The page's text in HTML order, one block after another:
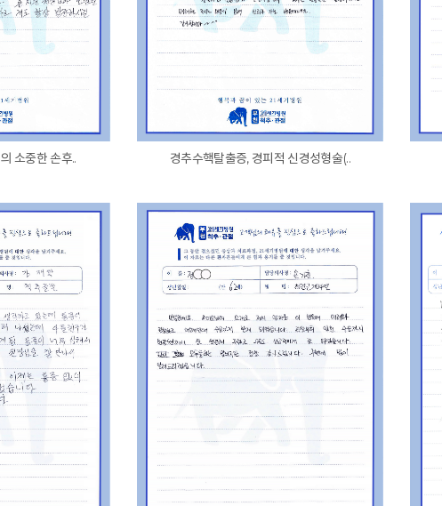
소중한 손후.. 경추수핵탈출증, 경피적 신경성형술(..